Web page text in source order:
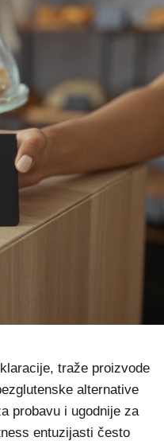
traže proizvode
alternative
probavu i ugodnije za
entuzijasti često